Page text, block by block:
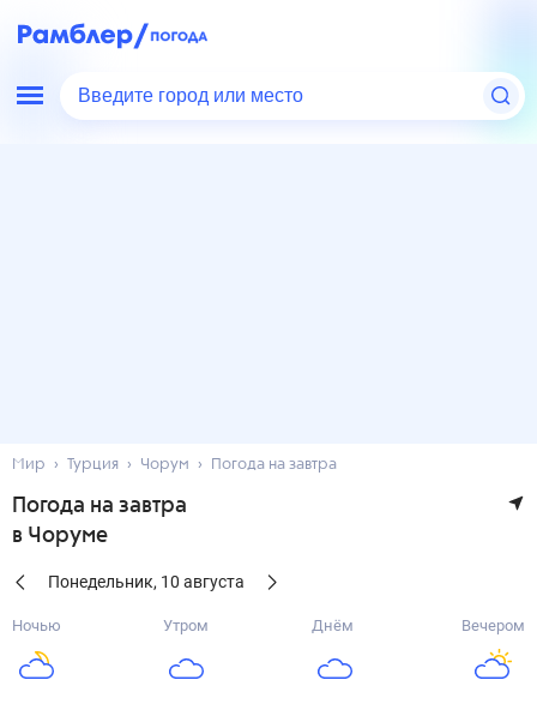
Введите город или место
Мир Турция Чорум Погода на завтра
Погода на завтра
в Чоруме
Понедельник, 10 августа
Ночью Утром Днём Вечером